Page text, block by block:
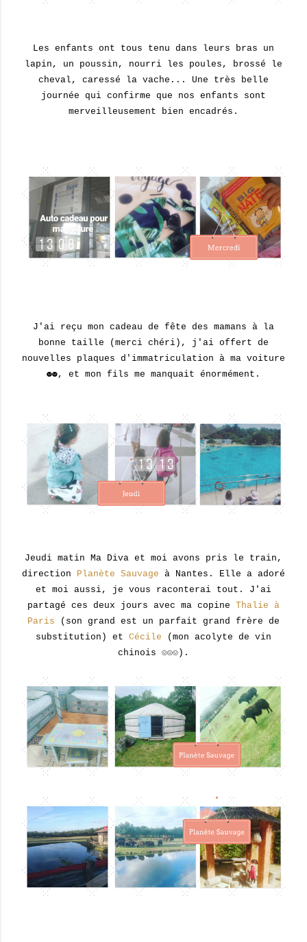
Les enfants ont tous tenu dans leurs bras un
lapin, un poussin, nourri les poules, brossé le
cheval, caressé la vache... Une très belle
journée qui confirme que nos enfants sont
merveilleusement bien encadrés.
J'ai reçu mon cadeau de fête des mamans à la
bonne taille (merci chéri), j'ai offert de
nouvelles plaques d'immatriculation à ma voiture
☻☻, et mon fils me manquait énormément.
Jeudi matin Ma Diva et moi avons pris le train,
direction Planète Sauvage à Nantes. Elle a adoré
et moi aussi, je vous raconterai tout. J'ai
partagé ces deux jours avec ma copine Thalie à
Paris (son grand est un parfait grand frère de
substitution) et Cécile (mon acolyte de vin
chinois ☺☺☺).